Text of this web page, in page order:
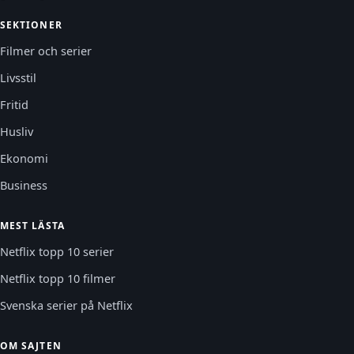
SEKTIONER
Filmer och serier
Livsstil
Fritid
Husliv
Ekonomi
Business
MEST LÄSTA
Netflix topp 10 serier
Netflix topp 10 filmer
Svenska serier på Netflix
OM SAJTEN